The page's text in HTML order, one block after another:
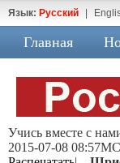
Язык: Русский
Главная
Учись вместе с
2015-07-08